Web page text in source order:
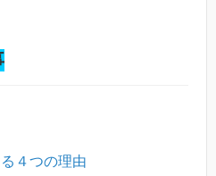
４つの理由